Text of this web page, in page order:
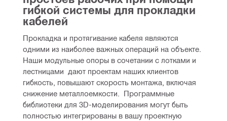
гибкой системы для прокладки
кабелей
Прокладка и протягивание кабеля являются
одними из наиболее важных операций на объекте.
Наши модульные опоры в сочетании с лотками и
лестницами  дают проектам наших клиентов
гибкость, повышают скорость монтажа, включая
снижение металлоемкости.  Программные
библиотеки для 3D-моделирования могут быть
полностью интегрированы в вашу проектную